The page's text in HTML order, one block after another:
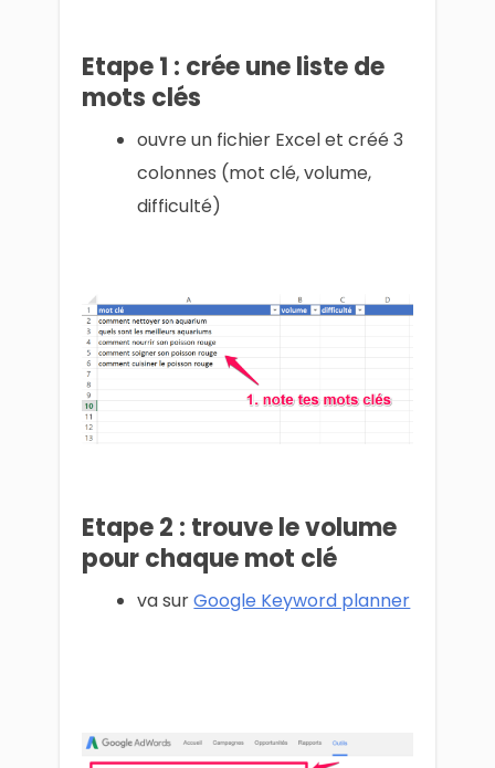
Etape 1 : crée une liste de
mots clés
ouvre un fichier Excel et créé 3
colonnes (mot clé, volume,
difficulté)
Etape 2 : trouve le volume
pour chaque mot clé
va surGoogle Keyword planner